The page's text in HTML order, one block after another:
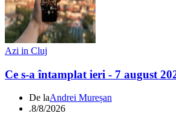
Azi in Cluj
Ce s-a întamplat ieri - 7 august
De laAndrei Mureșan
.8/8/2026